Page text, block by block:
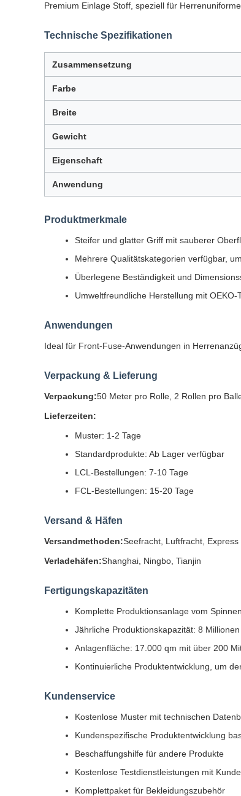
Premium Einlage Stoff, speziell für
Technische Spezifikationen
Zusammensetzung
Farbe
Breite
Gewicht
Eigenschaft
Anwendung
Produktmerkmale
Steifer und glatter Griff mit sauberer
Mehrere Qualitätskategorien verfügbar,
Überlegene Beständigkeit und
Umweltfreundliche Herstellung mit
Anwendungen
Ideal für Front-Fuse-Anwendungen in
Verpackung & Lieferung
Verpackung:50 Meter pro Rolle, 2 Rollen pro
Lieferzeiten:
Muster: 1-2 Tage
Standardprodukte: Ab Lager verfügbar
LCL-Bestellungen: 7-10 Tage
FCL-Bestellungen: 15-20 Tage
Versand & Häfen
Versandmethoden:Seefracht, Luftfracht, Express
Verladehäfen:Shanghai, Ningbo, Tianjin
Fertigungskapazitäten
Komplette Produktionsanlage vom
Jährliche Produktionskapazität: 8
Anlagenfläche: 17.000 qm mit über 200
Kontinuierliche Produktentwicklung, um
Kundenservice
Kostenlose Muster mit technischen
Kundenspezifische Produktentwicklung
Beschaffungshilfe für andere Produkte
Kostenlose Testdienstleistungen mit
Komplettpaket für Bekleidungszubehör